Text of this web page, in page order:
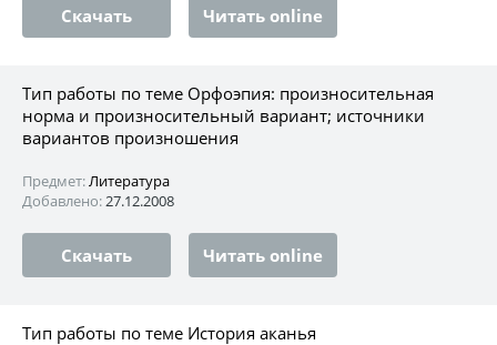
Скачать Читать online
Тип работы по теме Орфоэпия: произносительная
норма и произносительный вариант; источники
вариантов произношения
Предмет:Литература
Добавлено:27.12.2008
Скачать Читать online
Тип работы по теме История аканья